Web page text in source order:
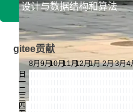
设计与数据结构和算法
gitee贡献